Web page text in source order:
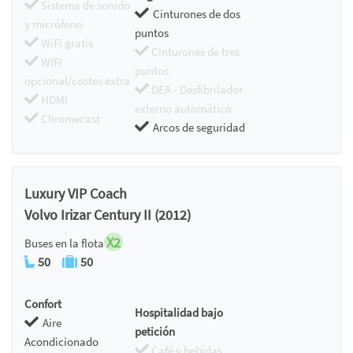
Sistema de sonido
y micrófono
WiFi gratis
WIFI
opcional/costes extra
HDMI
Chromecast
Cinturones de dos
puntos
Cinturones de tres
puntos
DEA - Desfibrilador
externo automático
Arcos de seguridad
Luxury VIP Coach
Volvo Irizar Century II (2012)
Buses en la flota X2
50 50
Confort
Aire
Acondicionado
Hospitalidad bajo
petición